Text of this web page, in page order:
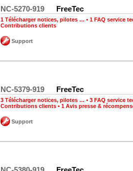
NC-5270-919 FreeTec
1 Télécharger notices, pilotes … • 1 FAQ service
Contributions clients
Support
NC-5379-919 FreeTec
3 Télécharger notices, pilotes … • 3 FAQ service
Contributions clients • 1 Avis presse &
Support